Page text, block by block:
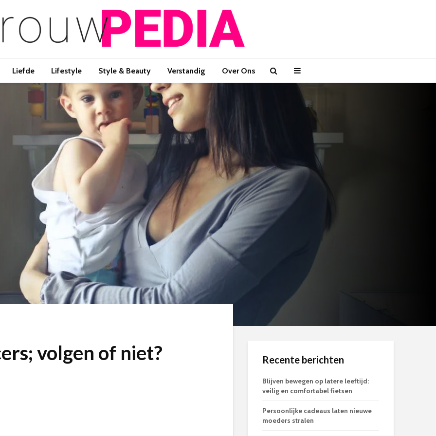
Liefde Lifestyle Style & Beauty Verstandig Over Ons
volgen of niet? Recente berichten
Blijven bewegen op latere leeftijd:
veilig en comfortabel fietsen
Persoonlijke cadeaus laten nieuwe
moeders stralen